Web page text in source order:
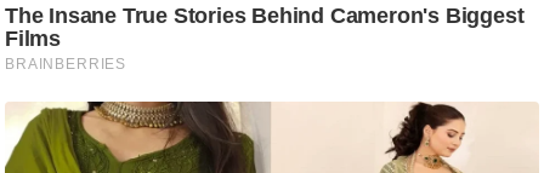
भु
म
मा